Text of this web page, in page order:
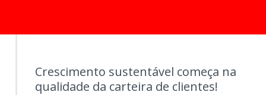
Crescimento sustentável começa na
qualidade da carteira de clientes!